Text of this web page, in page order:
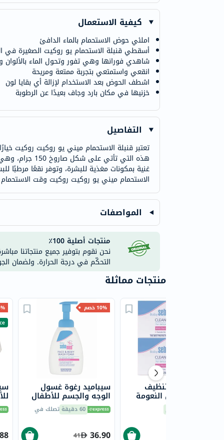
كيفية الاستعمال
املئي حوض الاستحمام بالماء الدافئ
أسقطي قنبلة الاستحمام يو روكيت الصغيرة في
شاهدي فورانها وهي تفور وتحول الماء بالألوان
انقعي واستمتعي بتجربة ممتعة ومريحة
اشطف الحوض بعد الاستخدام لإزالة أي بقايا لون
خزنيها في مكان بارد وجاف بعيدًا عن الرطوبة
التفاصيل
تعتبر قنبلة الاستحمام ميني يو روكيت روكيت
هذه التي
غنية بمكونات مغذية للبشرة، وتوفر نقعًا مرطبًا
الاستحمام ميني يو روكيت روكيت وقت الاستحمام
المواصفات
منتجات أصلية 100٪
نحن نقوم بتوفير جميع منتجاتنا
التحكّم في درجة الحرارة. ولضمان
منتجات مماثلة
5%
10% خصم
سيباميد رغوة غسول
الوجه والجسم للأطفال
400 مل 60 دقيقة تصلك في
36.90
41
سيباميد لوح تنظيف
للأطفال فائق النعومة
للبشرة الرقيقة، 100 اليوم